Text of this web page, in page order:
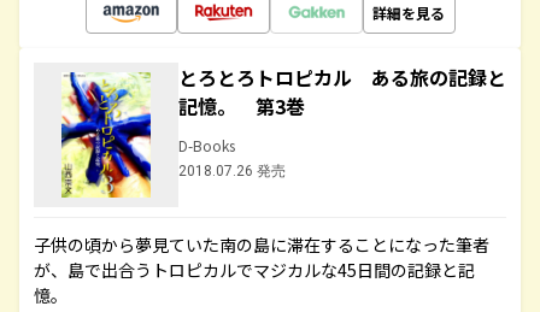
詳細を見る
とろとろトロピカル ある旅の記録と
記憶。 第3巻
D-Books
2018.07.26 発売
子供の頃から夢見ていた南の島に滞在することになった筆者
が、島で出合うトロピカルでマジカルな45日間の記録と記
憶。